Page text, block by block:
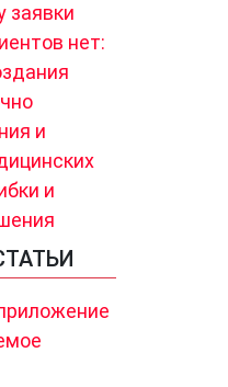
заявки
нет:
и
и